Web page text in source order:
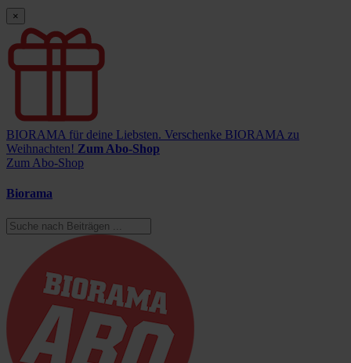
×
BIORAMA für deine Liebsten. Verschenke BIORAMA zu
Weihnachten! Zum Abo-Shop
Zum Abo-Shop
Biorama